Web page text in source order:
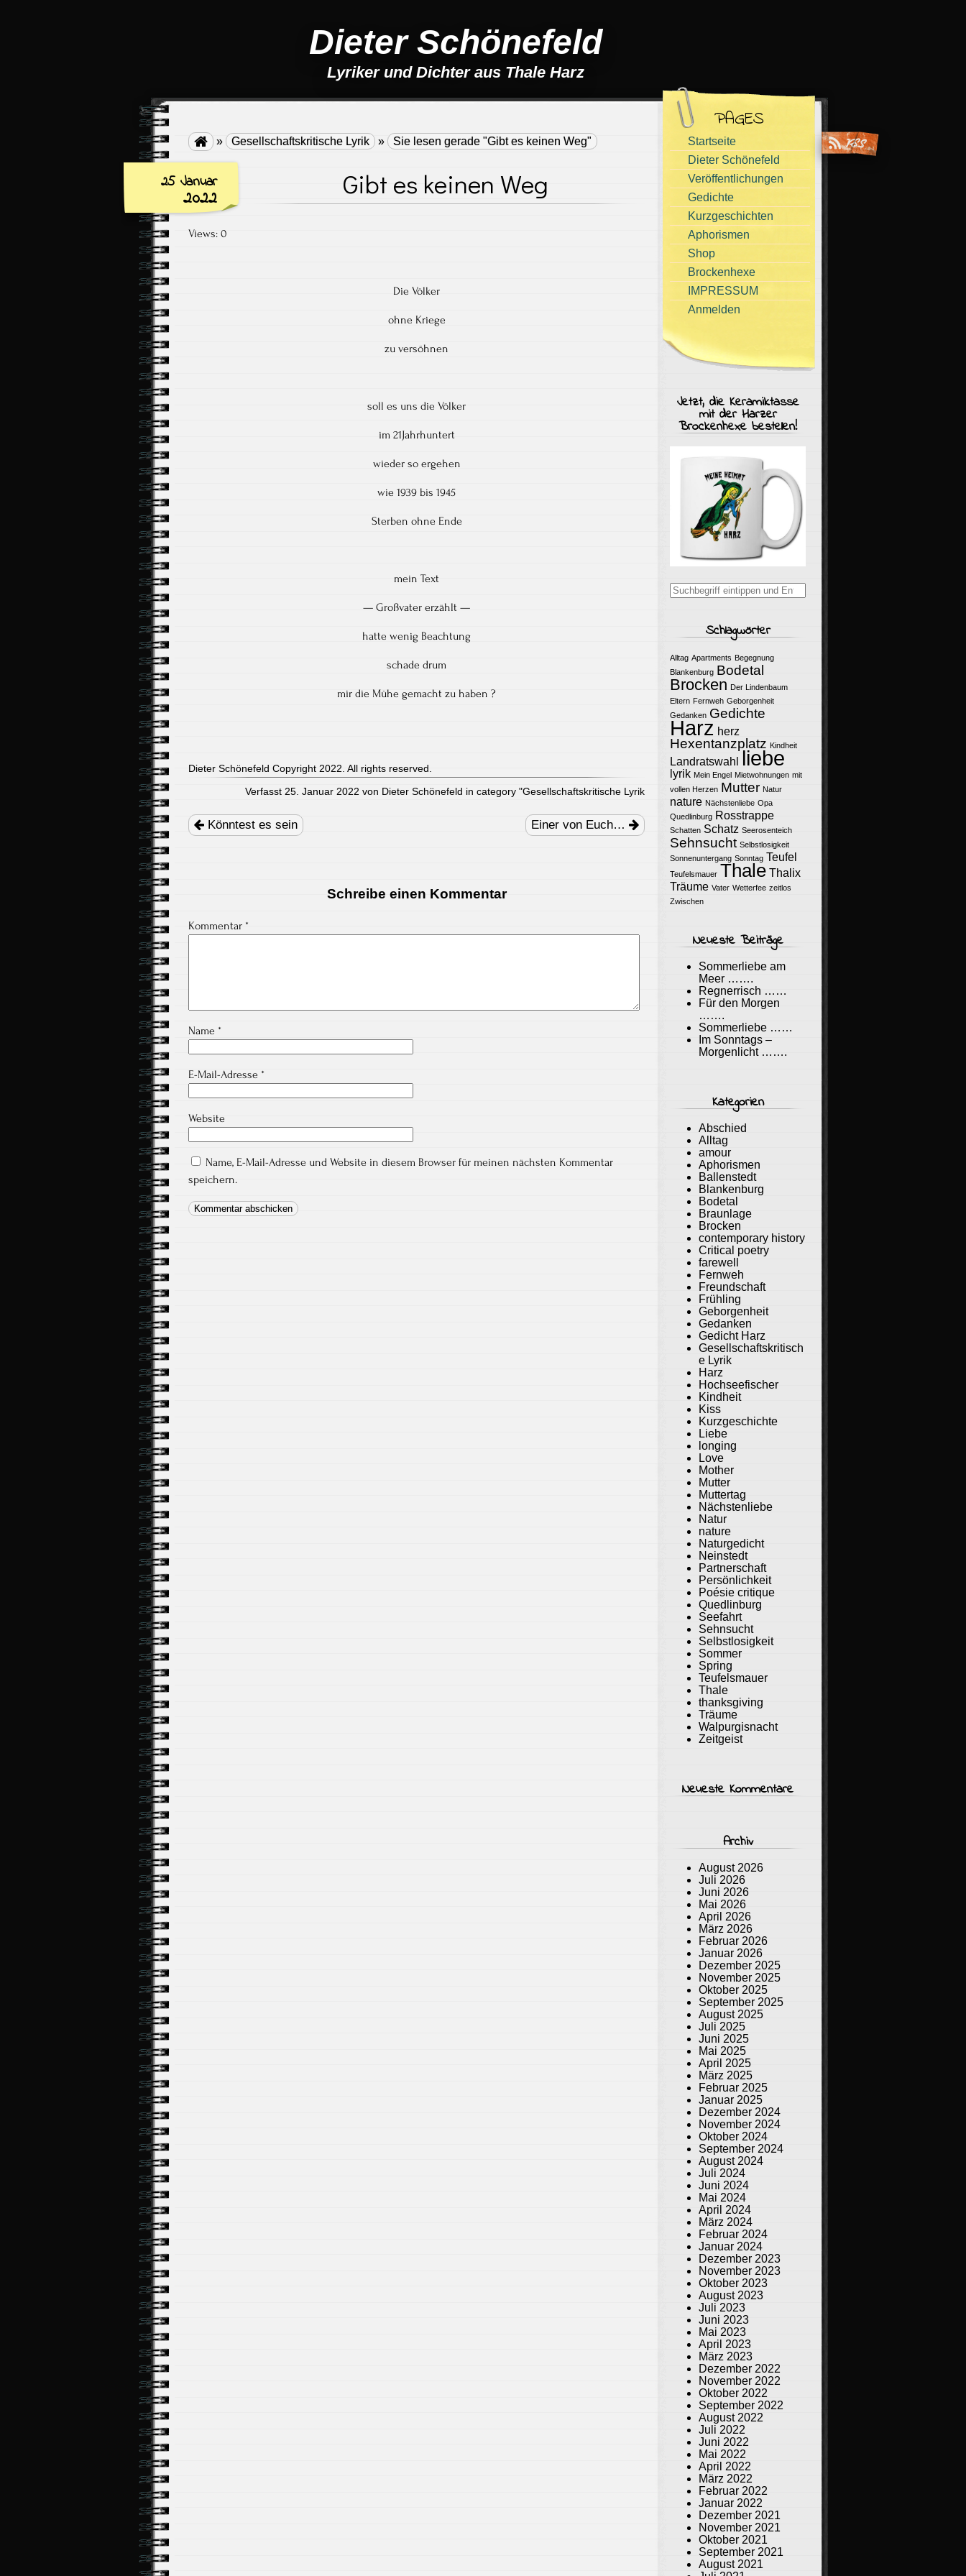
Dieter Schönefeld
Lyriker und Dichter aus Thale Harz
 » Gesellschaftskritische Lyrik » Sie lesen gerade "Gibt es keinen Weg"
25 Januar
2022 Gibt es keinen Weg
Views: 0
Die Völker
ohne Kriege
zu versöhnen
soll es uns die Völker
im 21Jahrhuntert
wieder so ergehen
wie 1939 bis 1945
Sterben ohne Ende
mein Text
— Großvater erzählt —
hatte wenig Beachtung
schade drum
mir die Mühe gemacht zu haben ?
Dieter Schönefeld Copyright 2022. All rights reserved.
Verfasst 25. Januar 2022 von Dieter Schönefeld in category "Gesellschaftskritische Lyrik
navigation
Könntest es sein Einer von Euch…
Schreibe einen Kommentar
Kommentar *
Name *
E-Mail-Adresse *
Website
Name, E-Mail-Adresse und Website in diesem Browser für meinen nächsten Kommentar
speichern.
PAGES
Startseite
Dieter Schönefeld
Veröffentlichungen
Gedichte
Kurzgeschichten
Aphorismen
Shop
Brockenhexe
IMPRESSUM
Anmelden
Jetzt, die Keramiktasse
mit der Harzer
Brockenhexe bestellen!
Suchergebnisse
für:
Schlagwörter
Alltag Apartments Begegnung
Blankenburg Bodetal
Brocken Der Lindenbaum
Eltern Fernweh Geborgenheit
Gedanken Gedichte
Harz herz
Hexentanzplatz Kindheit
Landratswahl liebe
lyrik Mein Engel Mietwohnungen mit
vollen Herzen Mutter Natur
nature Nächstenliebe Opa
Quedlinburg Rosstrappe
Schatten Schatz Seerosenteich
Sehnsucht Selbstlosigkeit
Sonnenuntergang Sonntag Teufel
Teufelsmauer Thale Thalix
Träume Vater Wetterfee zeitlos
Zwischen
Neueste Beiträge
Sommerliebe am
Meer …….
Regnerrisch ……
Für den Morgen
…….
Sommerliebe ……
Im Sonntags –
Morgenlicht …….
Kategorien
Abschied
Alltag
amour
Aphorismen
Ballenstedt
Blankenburg
Bodetal
Braunlage
Brocken
contemporary history
Critical poetry
farewell
Fernweh
Freundschaft
Frühling
Geborgenheit
Gedanken
Gedicht Harz
Gesellschaftskritisch
e Lyrik
Harz
Hochseefischer
Kindheit
Kiss
Kurzgeschichte
Liebe
longing
Love
Mother
Mutter
Muttertag
Nächstenliebe
Natur
nature
Naturgedicht
Neinstedt
Partnerschaft
Persönlichkeit
Poésie critique
Quedlinburg
Seefahrt
Sehnsucht
Selbstlosigkeit
Sommer
Spring
Teufelsmauer
Thale
thanksgiving
Träume
Walpurgisnacht
Zeitgeist
Neueste Kommentare
Archiv
August 2026
Juli 2026
Juni 2026
Mai 2026
April 2026
März 2026
Februar 2026
Januar 2026
Dezember 2025
November 2025
Oktober 2025
September 2025
August 2025
Juli 2025
Juni 2025
Mai 2025
April 2025
März 2025
Februar 2025
Januar 2025
Dezember 2024
November 2024
Oktober 2024
September 2024
August 2024
Juli 2024
Juni 2024
Mai 2024
April 2024
März 2024
Februar 2024
Januar 2024
Dezember 2023
November 2023
Oktober 2023
August 2023
Juli 2023
Juni 2023
Mai 2023
April 2023
März 2023
Dezember 2022
November 2022
Oktober 2022
September 2022
August 2022
Juli 2022
Juni 2022
Mai 2022
April 2022
März 2022
Februar 2022
Januar 2022
Dezember 2021
November 2021
Oktober 2021
September 2021
August 2021